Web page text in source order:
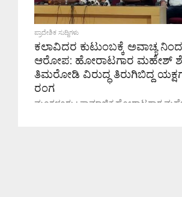
ಪ್ರಾದೇಶಿಕ ಸುದ್ದಿಗಳು
ಕಲಾವಿದರ ಕುಟುಂಬಕ್ಕೆ ಅವಾಚ್ಯ
ಆರೋಪ: ಹೋರಾಟಗಾರ ಮಹೇಶ್
ತಿಮರೋಡಿ ವಿರುದ್ಧ ತಿರುಗಿಬಿದ್ದ
ರಂಗ
ಮಂಗಳೂರು : ಸಾಮಾಜಿಕ ಹೋರಾಟಗಾರ